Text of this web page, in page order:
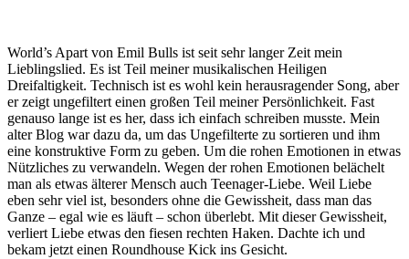
World’s Apart von Emil Bulls ist seit sehr langer Zeit mein
Lieblingslied. Es ist Teil meiner musikalischen Heiligen
Dreifaltigkeit. Technisch ist es wohl kein herausragender Song, aber
er zeigt ungefiltert einen großen Teil meiner Persönlichkeit. Fast
genauso lange ist es her, dass ich einfach schreiben musste. Mein
alter Blog war dazu da, um das Ungefilterte zu sortieren und ihm
eine konstruktive Form zu geben. Um die rohen Emotionen in etwas
Nützliches zu verwandeln. Wegen der rohen Emotionen belächelt
man als etwas älterer Mensch auch Teenager-Liebe. Weil Liebe
eben sehr viel ist, besonders ohne die Gewissheit, dass man das
Ganze – egal wie es läuft – schon überlebt. Mit dieser Gewissheit,
verliert Liebe etwas den fiesen rechten Haken. Dachte ich und
bekam jetzt einen Roundhouse Kick ins Gesicht.